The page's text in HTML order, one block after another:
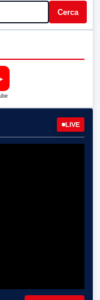
Cerca
LIVE